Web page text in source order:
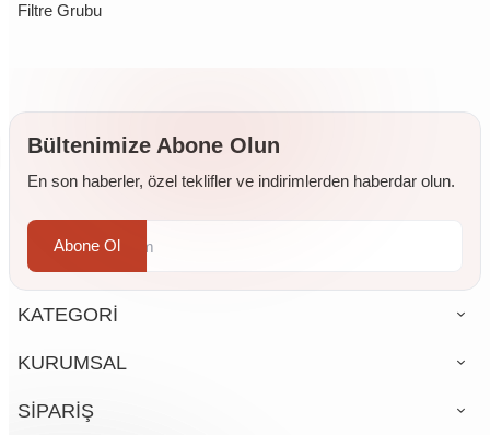
Filtre Grubu
Bültenimize Abone Olun
En son haberler, özel teklifler ve indirimlerden haberdar olun.
Abone Ol
KATEGORİ
KURUMSAL
SİPARİŞ